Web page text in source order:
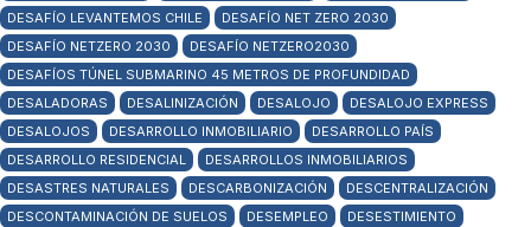
DESAFÍO LEVANTEMOS CHILE
DESAFÍO NET ZERO 2030
DESAFÍO NETZERO 2030
DESAFÍO NETZERO2030
DESAFÍOS TÚNEL SUBMARINO 45 METROS DE PROFUNDIDAD
DESALADORAS
DESALINIZACIÓN DESALOJO
DESALOJO EXPRESS
DESALOJOS
DESARROLLO INMOBILIARIO
DESARROLLO PAÍS
DESARROLLO RESIDENCIAL
DESARROLLOS INMOBILIARIOS
DESASTRES NATURALES
DESCARBONIZACIÓN
DESCENTRALIZACIÓN
DESCONTAMINACIÓN DE SUELOS
DESEMPLEO
DESESTIMIENTO